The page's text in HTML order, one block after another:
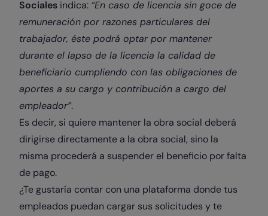
Sociales indica: “En caso de licencia sin goce de
remuneración por razones particulares del
trabajador, éste podrá optar por mantener
durante el lapso de la licencia la calidad de
beneficiario cumpliendo con las obligaciones de
aportes a su cargo y contribución a cargo del
empleador”.
Es decir, si quiere mantener la obra social deberá
dirigirse directamente a la obra social, sino la
misma procederá a suspender el beneficio por falta
de pago.
¿Te gustaría contar con una plataforma donde tus
empleados puedan cargar sus solicitudes y te